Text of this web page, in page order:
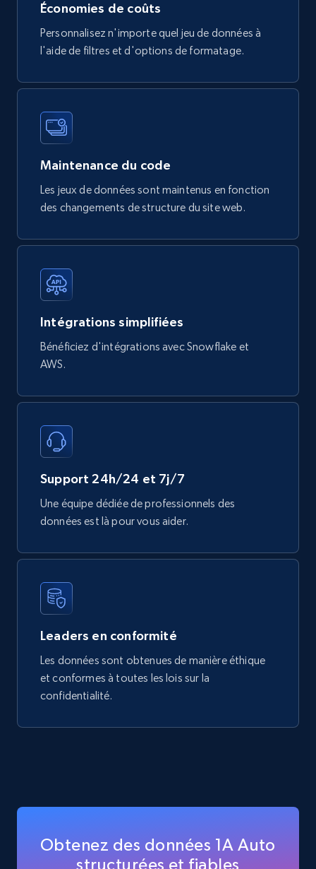
747+ 39+ Buy Now
URL, Review id, Reviewer name, Review date,
Review rating, Review, Found helpful, App url, and
more.
eCommerce
740+ 39+ Buy Now
part number, Manufacturer, Image, Image high,
Manufacturer url, and more.
eCommerce
719+
Économies de coûts
Personnalisez n'importe quel jeu de données à
l'aide de filtres et d'options de formatage.
Maintenance du code
Les jeux de données sont maintenus en fonction
des changements de structure du site web.
Intégrations simplifiées
Bénéficiez d'intégrations avec Snowflake et
AWS.
Support 24h/24 et 7j/7
Une équipe dédiée de professionnels des
données est là pour vous aider.
Leaders en conformité
Les données sont obtenues de manière éthique
et conformes à toutes les lois sur la
confidentialité.
Obtenez des données 1A Auto
structurées et fiables